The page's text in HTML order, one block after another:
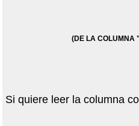
(DE LA COLUMNA
Si quiere leer la columna